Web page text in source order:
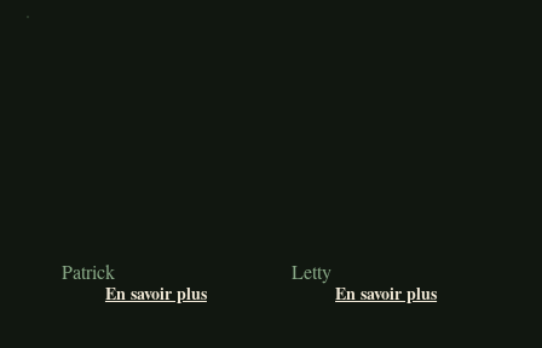
Patrick
En savoir plus
Letty
En savoir plus